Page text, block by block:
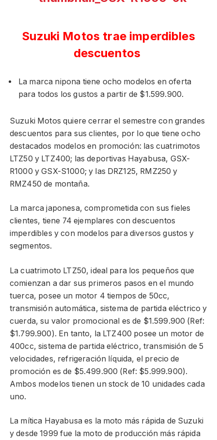
Suzuki Motos trae imperdibles
descuentos
La marca nipona tiene ocho modelos en oferta
para todos los gustos a partir de $1.599.900.
Suzuki Motos quiere cerrar el semestre con grandes
descuentos para sus clientes, por lo que tiene ocho
destacados modelos en promoción: las cuatrimotos
LTZ50 y LTZ400; las deportivas Hayabusa, GSX-
R1000 y GSX-S1000; y las DRZ125, RMZ250 y
RMZ450 de montaña.
La marca japonesa, comprometida con sus fieles
clientes, tiene 74 ejemplares con descuentos
imperdibles y con modelos para diversos gustos y
segmentos.
La cuatrimoto LTZ50, ideal para los pequeños que
comienzan a dar sus primeros pasos en el mundo
tuerca, posee un motor 4 tiempos de 50cc,
transmisión automática, sistema de partida eléctrico y
cuerda, su valor promocional es de $1.599.900 (Ref:
$1.799.900). En tanto, la LTZ400 posee un motor de
400cc, sistema de partida eléctrico, transmisión de 5
velocidades, refrigeración líquida, el precio de
promoción es de $5.499.900 (Ref: $5.999.900).
Ambos modelos tienen un stock de 10 unidades cada
uno.
La mítica Hayabusa es la moto más rápida de Suzuki
y desde 1999 fue la moto de producción más rápida